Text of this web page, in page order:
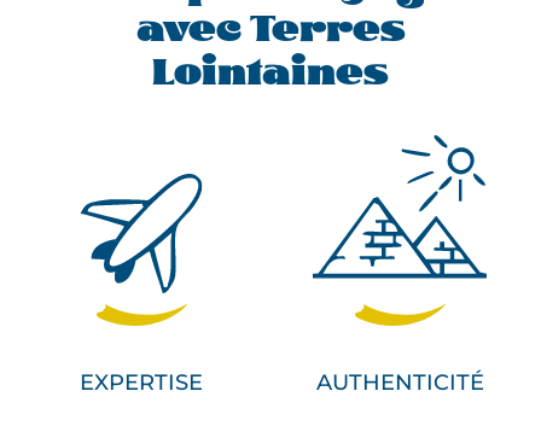
avec Terres
Lointaines
EXPERTISE AUTHENTICITÉ